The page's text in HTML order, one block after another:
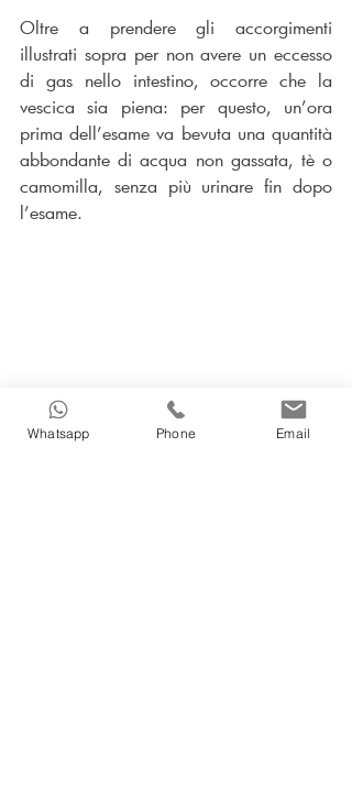
Oltre a prendere gli accorgimenti
illustrati sopra per non avere un eccesso
di gas nello intestino, occorre che la
vescica sia piena: per questo, un’ora
prima dell’esame va bevuta una quantità
abbondante di acqua non gassata, tè o
camomilla, senza più urinare fin dopo
l’esame.
Ecografia
Whatsapp Phone Email